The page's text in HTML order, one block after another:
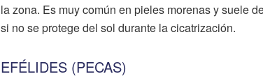
la zona. Es muy común en pieles morenas y suele
si no se protege del sol durante la cicatrización.
EFÉLIDES (PECAS)